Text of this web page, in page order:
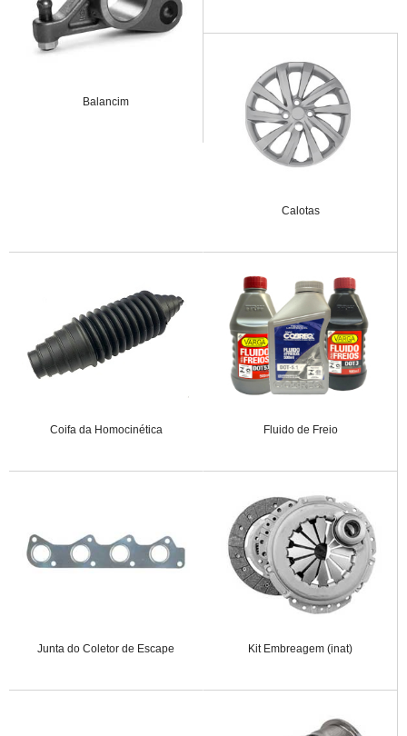
Balancim
Calotas
Coifa da Homocinética Fluido de Freio
Junta do Coletor de Escape Kit Embreagem (inat)